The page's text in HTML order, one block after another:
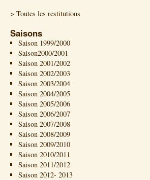
> Toutes les restitutions
Saisons
Saison 1999/2000
Saison2000/2001
Saison 2001/2002
Saison 2002/2003
Saison 2003/2004
Saison 2004/2005
Saison 2005/2006
Saison 2006/2007
Saison 2007/2008
Saison 2008/2009
Saison 2009/2010
Saison 2010/2011
Saison 2011/2012
Saison 2012- 2013